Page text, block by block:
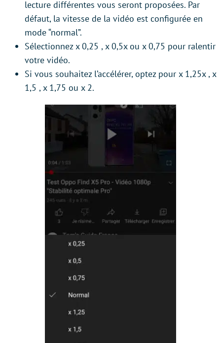
lecture différentes vous seront proposées. Par
défaut, la vitesse de la vidéo est configurée en
mode “normal”.
Sélectionnez x 0,25 , x 0,5x ou x 0,75 pour ralentir
votre vidéo.
Si vous souhaitez l’accélérer, optez pour x 1,25x , x
1,5 , x 1,75 ou x 2.